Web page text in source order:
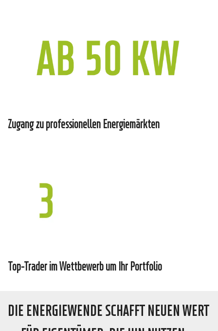
Zugang zu professionellen Energiemärkten
Top-Trader im Wettbewerb um Ihr Portfolio
DIE ENERGIEWENDE SCHAFFT NEUEN WERT